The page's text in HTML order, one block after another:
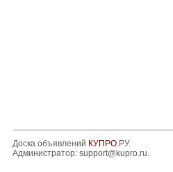
Доска объявлений КУПРО.РУ.
Администратор: support@kupro.ru.